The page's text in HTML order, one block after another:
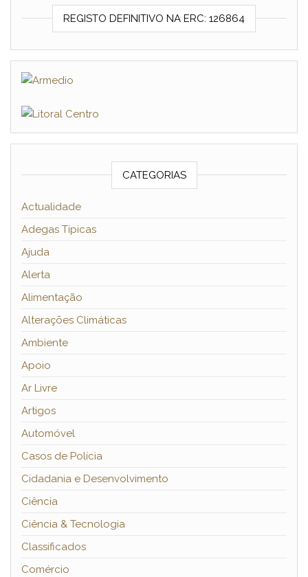
REGISTO DEFINITIVO NA ERC: 126864
CATEGORIAS
Actualidade
Adegas Típicas
Ajuda
Alerta
Alimentação
Alterações Climáticas
Ambiente
Apoio
Ar Livre
Artigos
Automóvel
Casos de Polícia
Cidadania e Desenvolvimento
Ciência
Ciência & Tecnologia
Classificados
Comércio